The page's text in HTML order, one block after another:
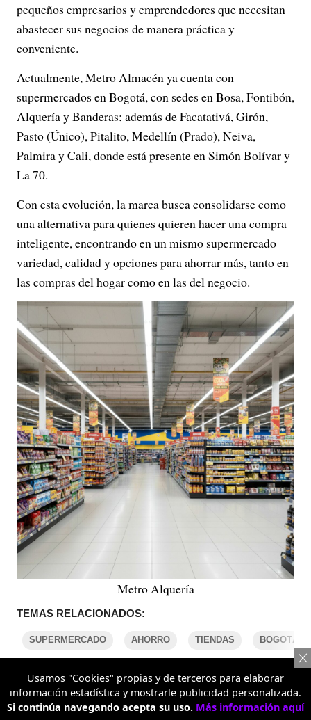
pequeños empresarios y emprendedores que necesitan
abastecer sus negocios de manera práctica y
conveniente.
Actualmente, Metro Almacén ya cuenta con
supermercados en Bogotá, con sedes en Bosa, Fontibón,
Alquería y Banderas; además de Facatativá, Girón,
Pasto (Único), Pitalito, Medellín (Prado), Neiva,
Palmira y Cali, donde está presente en Simón Bolívar y
La 70.
Con esta evolución, la marca busca consolidarse como
una alternativa para quienes quieren hacer una compra
inteligente, encontrando en un mismo supermercado
variedad, calidad y opciones para ahorrar más, tanto en
las compras del hogar como en las del negocio.
Metro Alquería
TEMAS RELACIONADOS:
SUPERMERCADO AHORRO TIENDAS BOGOTÁ
COMENTARIOS
Usamos "Cookies" propias y de terceros para elaborar
información estadística y mostrarle publicidad personalizada.
Si continúa navegando acepta su uso. Más información aquí